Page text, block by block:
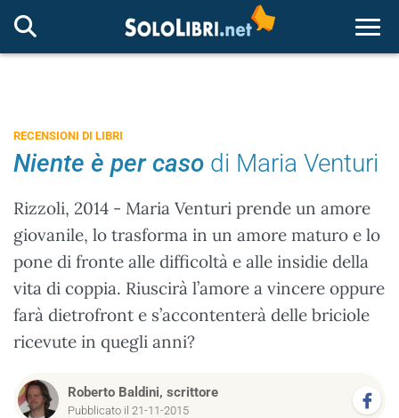
RECENSIONI DI LIBRI
Niente è per caso di Maria Venturi
Rizzoli, 2014 - Maria Venturi prende un amore
giovanile, lo trasforma in un amore maturo e lo
pone di fronte alle difficoltà e alle insidie della
vita di coppia. Riuscirà l’amore a vincere oppure
farà dietrofront e s’accontenterà delle briciole
ricevute in quegli anni?
Roberto Baldini, scrittore
Pubblicato il 21-11-2015